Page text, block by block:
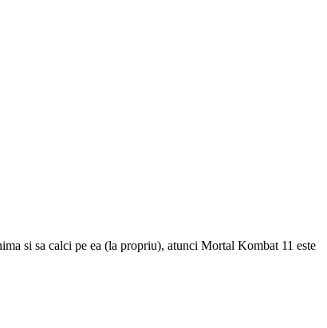
si sa calci pe ea (la propriu), atunci Mortal Kombat 11 este